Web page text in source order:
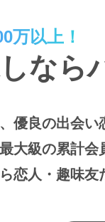
万以上！
なら
優良の出会い
大級の累計会
恋人・趣味友